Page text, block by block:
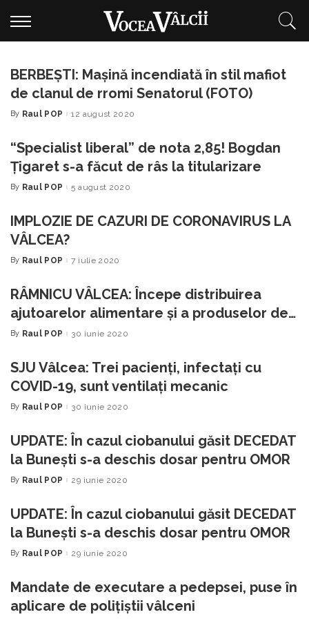
BERBEȘTI: Mașină incendiată în stil mafiot
de clanul de rromi Senatorul (FOTO)
Posted
By Raul POP 12 august 2020
“Specialist liberal” de nota 2,85! Bogdan
Țigaret s-a făcut de râs la titularizare
Posted
By Raul POP 5 august 2020
IMPLOZIE DE CAZURI DE CORONAVIRUS LA
VÂLCEA?
Posted
By Raul POP 7 iulie 2020
RÂMNICU VÂLCEA: Începe distribuirea
ajutoarelor alimentare şi a produselor de
igienă în cadrul POAD2020
Posted
By Raul POP 30 iunie 2020
SJU Vâlcea: Trei pacienți, infectați cu
COVID-19, sunt ventilați mecanic
Posted
By Raul POP 30 iunie 2020
UPDATE: În cazul ciobanului găsit DECEDAT
la Bunești s-a deschis dosar pentru OMOR
Posted
By Raul POP 29 iunie 2020
UPDATE: În cazul ciobanului găsit DECEDAT
la Bunești s-a deschis dosar pentru OMOR
Posted
By Raul POP 29 iunie 2020
Mandate de executare a pedepsei, puse în
aplicare de polițiștii vâlceni